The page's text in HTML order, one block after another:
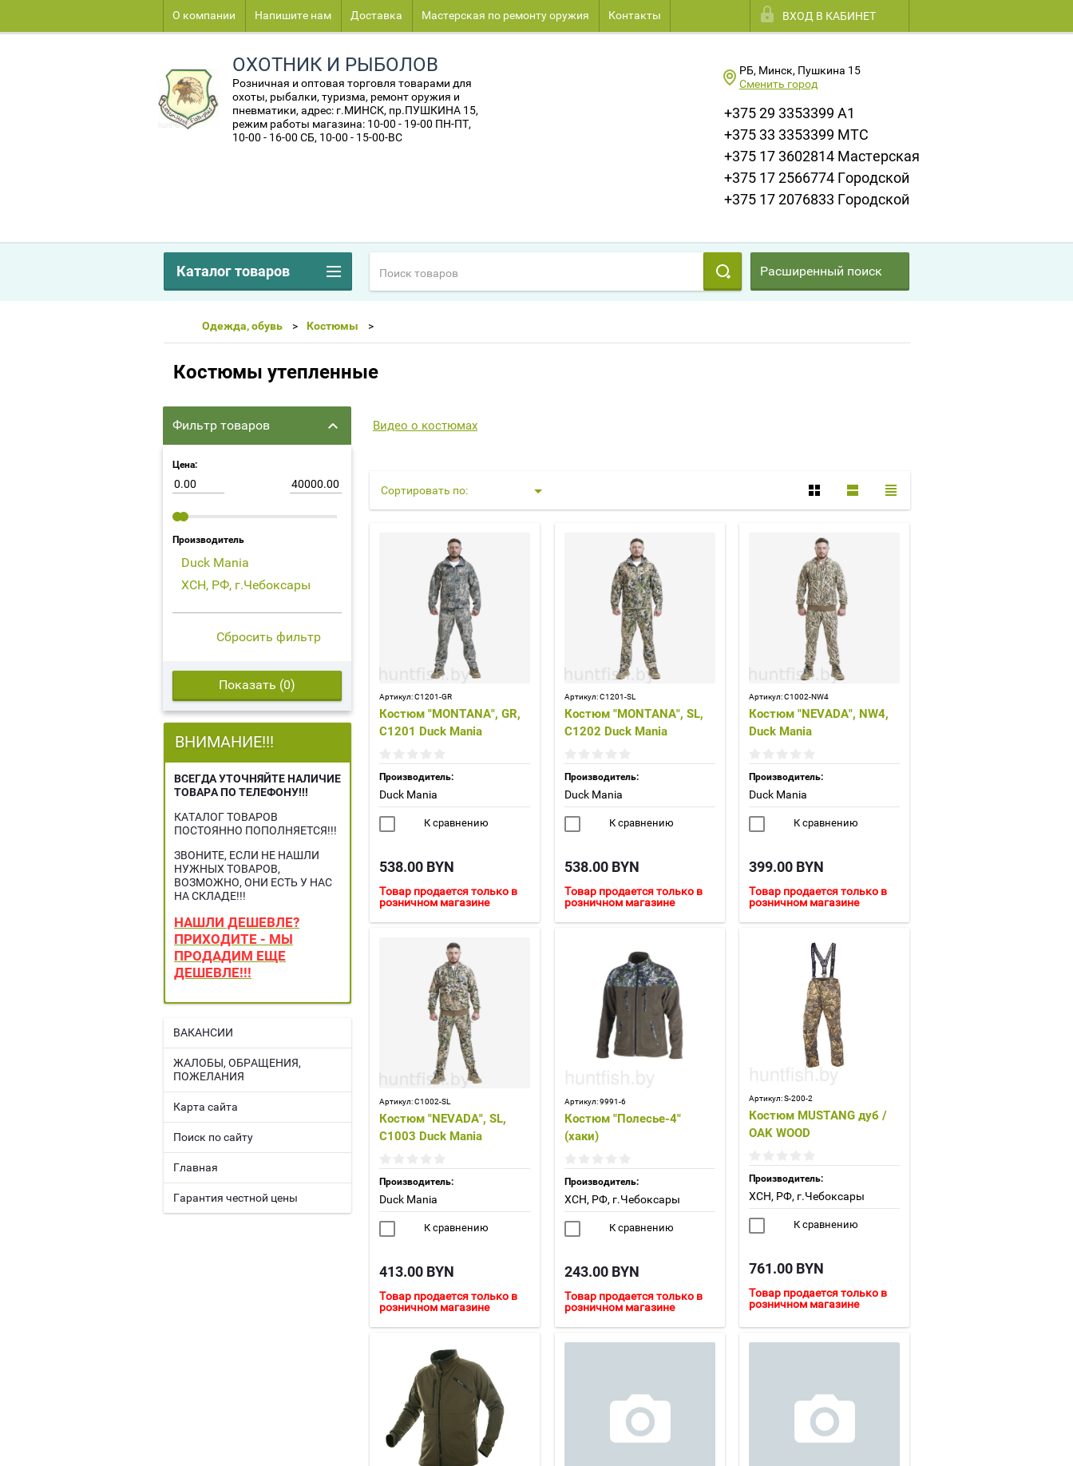
О компании Напишите нам Доставка Мастерская по ремонту оружия Контакты ВХОД В КАБИНЕТ
ОХОТНИК И РЫБОЛОВ
Розничная и оптовая торговля товарами для
охоты, рыбалки, туризма, ремонт оружия и
пневматики, адрес: г.МИНСК, пр.ПУШКИНА 15,
режим работы магазина: 10-00 - 19-00 ПН-ПТ,
10-00 - 16-00 СБ, 10-00 - 15-00-ВС
РБ, Минск, Пушкина 15
Сменить город
+375 29 3353399 A1
+375 33 3353399 МТС
+375 17 3602814 Мастерская
+375 17 2566774 Городской
+375 17 2076833 Городской
Расширенный поиск
Одежда, обувь Костюмы
Костюмы утепленные
Видео о костюмах
Сортировать по:
Артикул:С1201-GR
Костюм "MONTANA", GR,
С1201 Duck Mania
Производитель:
Duck Mania
К сравнению
538.00 BYN
Товар продается только в
розничном магазине
Артикул:С1201-SL
Костюм "MONTANA", SL,
С1202 Duck Mania
Производитель:
Duck Mania
К сравнению
538.00BYN
Товар продается только в
розничном магазине
Артикул:С1002-NW4
Костюм "NEVADA", NW4,
Duck Mania
Производитель:
Duck Mania
К сравнению
399.00 BYN
Товар продается только в
розничном магазине
Артикул:С1002-SL
Костюм "NEVADA", SL,
С1003 Duck Mania
Производитель:
Duck Mania
К сравнению
413.00 BYN
Товар продается только в
розничном магазине
Артикул:9991-6
Костюм "Полесье-4"
(хаки)
Производитель:
ХСН, РФ, г.Чебоксары
К сравнению
243.00BYN
Товар продается только в
розничном магазине
Артикул:S-200-2
Костюм MUSTANG дуб /
OAK WOOD
Производитель:
ХСН, РФ, г.Чебоксары
К сравнению
761.00 BYN
Товар продается только в
розничном магазине
Каталог товаров
Фильтр товаров
Цена:
Производитель
Duck Mania
ХСН, РФ, г.Чебоксары
Сбросить фильтр
Показать (0)
ВНИМАНИЕ!!!
ВСЕГДА УТОЧНЯЙТЕ НАЛИЧИЕ
ТОВАРА ПО ТЕЛЕФОНУ!!!
КАТАЛОГ ТОВАРОВ
ПОСТОЯННО ПОПОЛНЯЕТСЯ!!!
ЗВОНИТЕ, ЕСЛИ НЕ НАШЛИ
НУЖНЫХ ТОВАРОВ,
ВОЗМОЖНО, ОНИ ЕСТЬ У НАС
НА СКЛАДЕ!!!
НАШЛИ ДЕШЕВЛЕ?
ПРИХОДИТЕ - МЫ
ПРОДАДИМ ЕЩЕ
ДЕШЕВЛЕ!!!
ВАКАНСИИ
ЖАЛОБЫ, ОБРАЩЕНИЯ,
ПОЖЕЛАНИЯ
Карта сайта
Поиск по сайту
Главная
Гарантия честной цены